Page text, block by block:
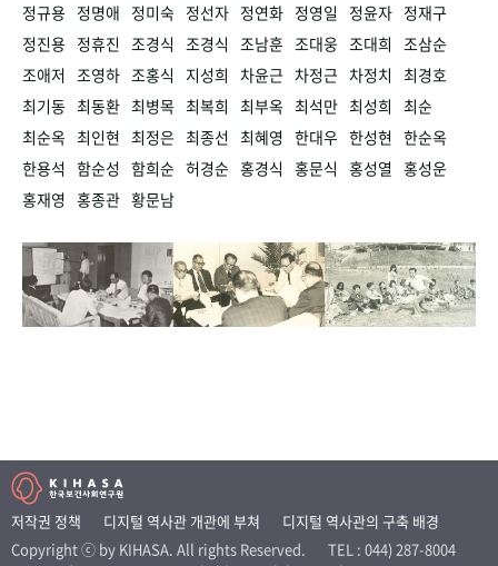
정규용 정명애 정미숙 정선자 정연화 정영일 정윤자 정재구
정진용 정휴진 조경식 조경식 조남훈 조대웅 조대희 조삼순
조애저 조영하 조홍식 지성희 차윤근 차정근 차정치 최경호
최기동 최동환 최병목 최복희 최부옥 최석만 최성희 최순
최순옥 최인현 최정은 최종선 최혜영 한대우 한성현 한순옥
한용석 함순성 함희순 허경순 홍경식 홍문식 홍성열 홍성운
홍재영 홍종관 황문남
저작권 정책 디지털 역사관 개관에 부쳐
디지털 역사관의 구축 배경
Copyright ⓒ by KIHASA. All rights Reserved.
TEL : 044) 287-8004